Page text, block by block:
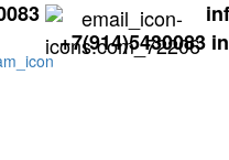
+7(914)5430083